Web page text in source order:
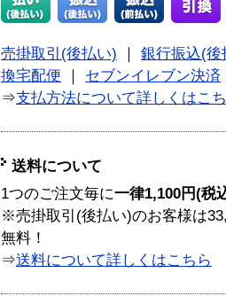
売掛取引(後払い)
銀行振込(後
換宅配便
セブンイレブン決済
⇒支払方法について詳しくはこ
送料について
1つのご注文毎に一律1,100円(税
※売掛取引(後払い)のお客様は
無料！
⇒送料について詳しくはこちら